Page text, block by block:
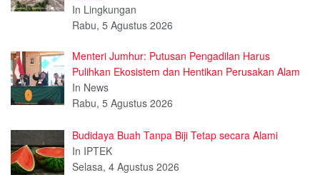
In Lingkungan
Rabu, 5 Agustus 2026
Menteri Jumhur: Putusan Pengadilan Harus
Pulihkan Ekosistem dan Hentikan Perusakan Alam
In News
Rabu, 5 Agustus 2026
Budidaya Buah Tanpa Biji Tetap secara Alami
In IPTEK
Selasa, 4 Agustus 2026